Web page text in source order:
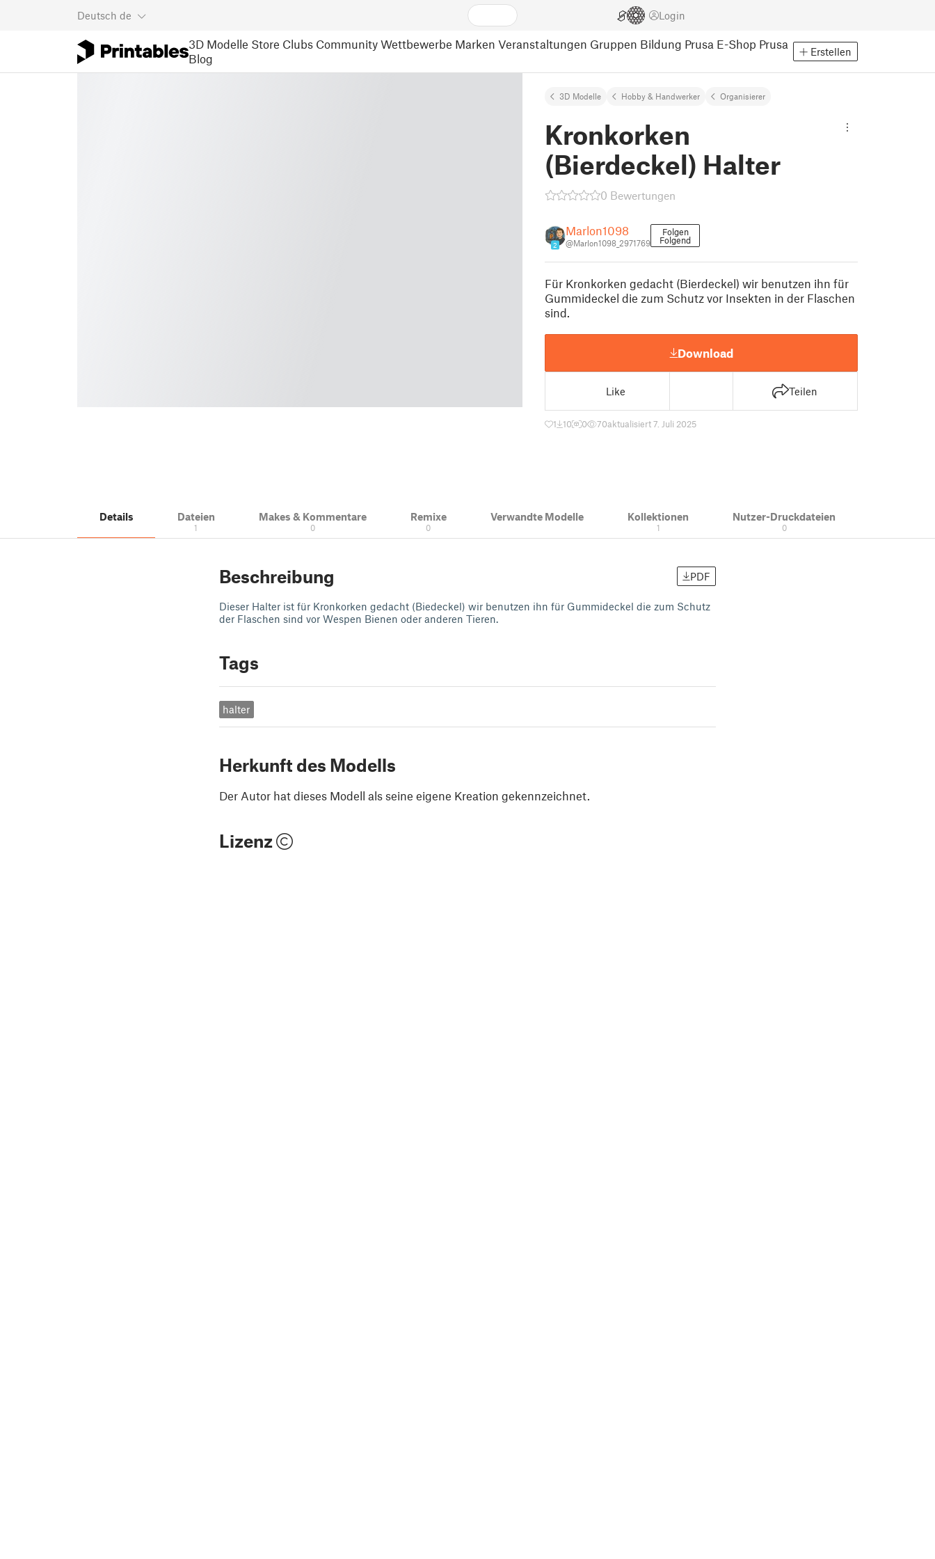
Deutsch de Login
3D Modelle Store Clubs Community Wettbewerbe Marken Veranstaltungen Gruppen Bildung Prusa E-Shop Prusa
Blog
Erstellen
3D Modelle Hobby & Handwerker Organisierer
Kronkorken
(Bierdeckel) Halter
0 Bewertungen
2
Marlon1098
@Marlon1098_2971769
Folgen
Folgend
Für Kronkorken gedacht (Bierdeckel) wir benutzen ihn für
Gummideckel die zum Schutz vor Insekten in der Flaschen
sind.
Download
Like Teilen
1 10 0 70aktualisiert 7. Juli 2025
Details Dateien
1
Makes & Kommentare
0
Remixe
0
Verwandte Modelle Kollektionen
1
Nutzer-Druckdateien
0
Beschreibung PDF
Dieser Halter ist für Kronkorken gedacht (Biedeckel) wir benutzen ihn für Gummideckel die zum Schutz
der Flaschen sind vor Wespen Bienen oder anderen Tieren.
Tags
halter
Herkunft des Modells
Der Autor hat dieses Modell als seine eigene Kreation gekennzeichnet.
Lizenz